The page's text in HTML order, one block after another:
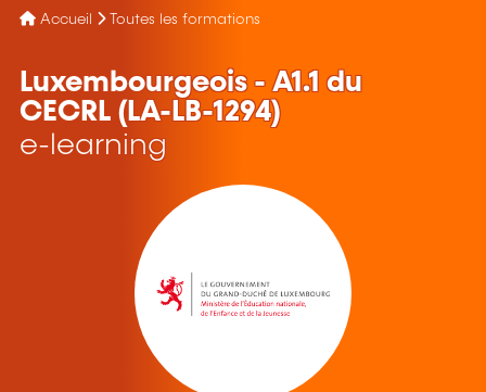
Accueil Toutes les formations
Luxembourgeois - A1.1 du
CECRL (LA-LB-1294)
e-learning